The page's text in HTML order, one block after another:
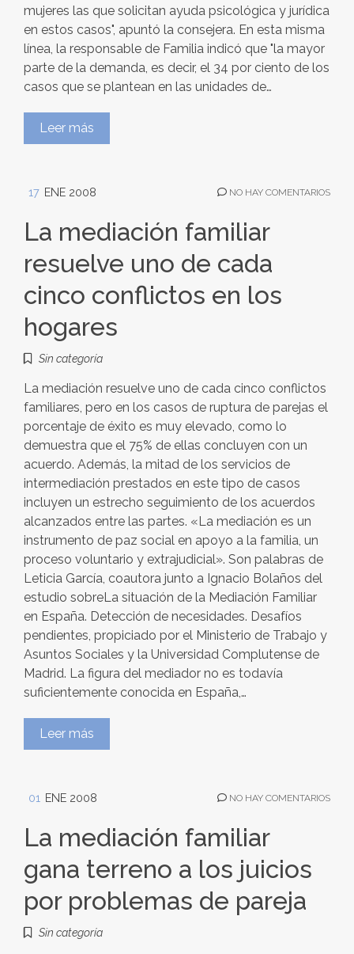
mujeres las que solicitan ayuda psicológica y jurídica
en estos casos", apuntó la consejera. En esta misma
línea, la responsable de Familia indicó que "la mayor
parte de la demanda, es decir, el 34 por ciento de los
casos que se plantean en las unidades de…
Leer más
17 ENE 2008 NO HAY COMENTARIOS
La mediación familiar
resuelve uno de cada
cinco conflictos en los
hogares
Sin categoría
La mediación resuelve uno de cada cinco conflictos
familiares, pero en los casos de ruptura de parejas el
porcentaje de éxito es muy elevado, como lo
demuestra que el 75% de ellas concluyen con un
acuerdo. Además, la mitad de los servicios de
intermediación prestados en este tipo de casos
incluyen un estrecho seguimiento de los acuerdos
alcanzados entre las partes. «La mediación es un
instrumento de paz social en apoyo a la familia, un
proceso voluntario y extrajudicial». Son palabras de
Leticia García, coautora junto a Ignacio Bolaños del
estudio sobreLa situación de la Mediación Familiar
en España. Detección de necesidades. Desafíos
pendientes, propiciado por el Ministerio de Trabajo y
Asuntos Sociales y la Universidad Complutense de
Madrid. La figura del mediador no es todavía
suficientemente conocida en España,…
Leer más
01 ENE 2008 NO HAY COMENTARIOS
La mediación familiar
gana terreno a los juicios
por problemas de pareja
Sin categoría